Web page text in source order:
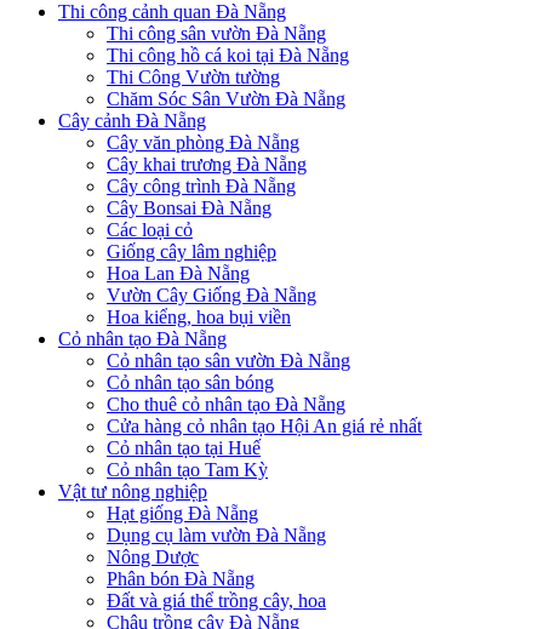
Thi công cảnh quan Đà Nẵng
Thi công sân vườn Đà Nẵng
Thi công hồ cá koi tại Đà Nẵng
Thi Công Vườn tường
Chăm Sóc Sân Vườn Đà Nẵng
Cây cảnh Đà Nẵng
Cây văn phòng Đà Nẵng
Cây khai trương Đà Nẵng
Cây công trình Đà Nẵng
Cây Bonsai Đà Nẵng
Các loại cỏ
Giống cây lâm nghiệp
Hoa Lan Đà Nẵng
Vườn Cây Giống Đà Nẵng
Hoa kiểng, hoa bụi viền
Cỏ nhân tạo Đà Nẵng
Cỏ nhân tạo sân vườn Đà Nẵng
Cỏ nhân tạo sân bóng
Cho thuê cỏ nhân tạo Đà Nẵng
Cửa hàng cỏ nhân tạo Hội An giá rẻ nhất
Cỏ nhân tạo tại Huế
Cỏ nhân tạo Tam Kỳ
Vật tư nông nghiệp
Hạt giống Đà Nẵng
Dụng cụ làm vườn Đà Nẵng
Nông Dược
Phân bón Đà Nẵng
Đất và giá thể trồng cây, hoa
Chậu trồng cây Đà Nẵng